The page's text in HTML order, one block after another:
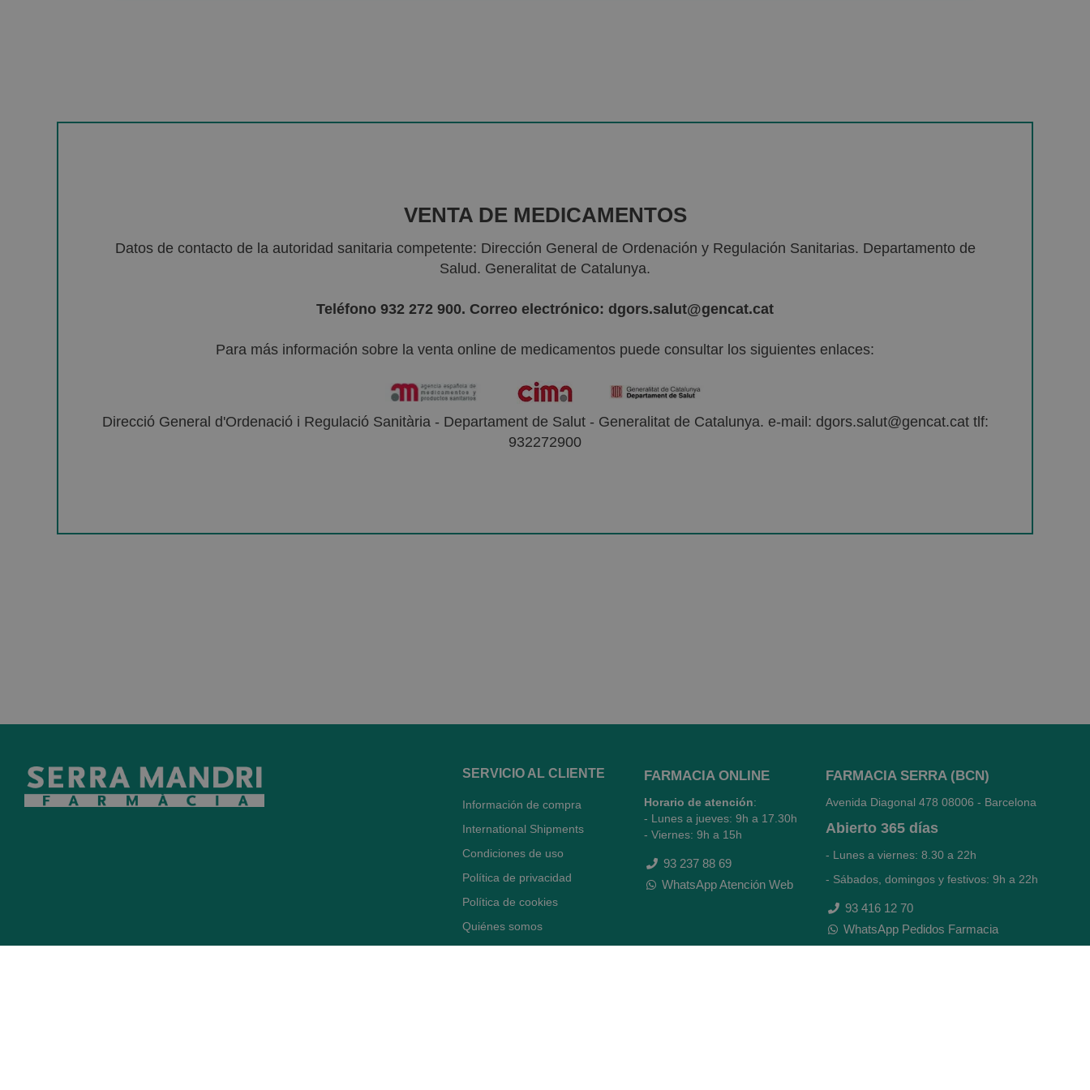
VENTA DE MEDICAMENTOS
Datos de contacto de la autoridad sanitaria competente: Dirección General de Ordenación y Regulación Sanitarias. Departamento de
Salud. Generalitat de Catalunya.
Teléfono 932 272 900. Correo electrónico: dgors.salut@gencat.cat
Para más información sobre la venta online de medicamentos puede consultar los siguientes enlaces:
Direcció General d'Ordenació i Regulació Sanitària - Departament de Salut - Generalitat de Catalunya. e-mail: dgors.salut@gencat.cat tlf:
932272900
SERVICIO AL CLIENTE
Información de compra
International Shipments
Condiciones de uso
Política de privacidad
Política de cookies
Quiénes somos
Contacto
FARMACIA ONLINE
Horario de atención:
- Lunes a jueves: 9h a 17.30h
- Viernes: 9h a 15h
93 237 88 69
WhatsApp Atención Web
FARMACIA SERRA (BCN)
Avenida Diagonal 478 08006 - Barcelona
Abierto 365 días
- Lunes a viernes: 8.30 a 22h
- Sábados, domingos y festivos: 9h a 22h
93 416 12 70
WhatsApp Pedidos Farmacia